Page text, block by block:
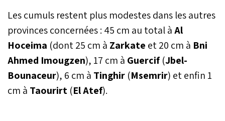
Les cumuls restent plus modestes dans les autres
provinces concernées : 45 cm au total àAl
Hoceima (dont 25 cm à Zarkate et 20 cm à Bni
Ahmed Imougzen), 17 cm à Guercif(Jbel-
Bounaceur), 6 cm à Tinghir (Msemrir) et enfin 1
cm à Taourirt (El Atef).